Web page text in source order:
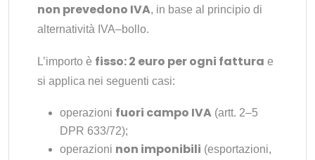
non prevedono IVA, in base al principio di
alternatività IVA–bollo.
L’importo è fisso: 2 euro per ogni fattura e
si applica nei seguenti casi:
operazioni fuori campo IVA (artt. 2–5
DPR 633/72);
operazioni non imponibili (esportazioni,